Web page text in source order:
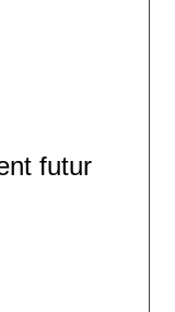
futur